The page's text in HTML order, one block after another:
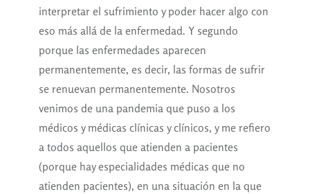
interpretar el sufrimiento y poder hacer algo con
eso más allá de la enfermedad. Y segundo
porque las enfermedades aparecen
permanentemente, es decir, las formas de sufrir
se renuevan permanentemente. Nosotros
venimos de una pandemia que puso a los
médicos y médicas clínicas y clínicos, y me refiero
a todos aquellos que atienden a pacientes
(porque hay especialidades médicas que no
atienden pacientes), en una situación en la que